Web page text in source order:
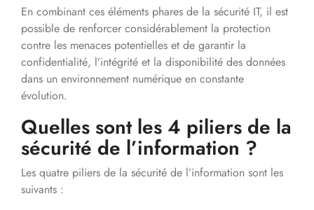
En combinant ces éléments phares de la sécurité IT, il est
possible de renforcer considérablement la protection
contre les menaces potentielles et de garantir la
confidentialité, l’intégrité et la disponibilité des données
dans un environnement numérique en constante
évolution.
Quelles sont les 4 piliers de la
sécurité de l’information ?
Les quatre piliers de la sécurité de l’information sont les
suivants :